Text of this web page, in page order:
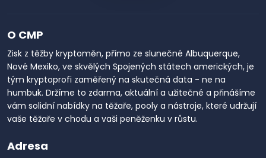
O CMP
Zisk z těžby kryptoměn, přímo ze slunečné Albuquerque,
Nové Mexiko, ve skvělých Spojených státech amerických, je
tým kryptoprofi zaměřený na skutečná data - ne na
humbuk. Držíme to zdarma, aktuální a užitečné a přinášíme
vám solidní nabídky na těžaře, pooly a nástroje, které udržují
vaše těžaře v chodu a vaši peněženku v růstu.
Adresa